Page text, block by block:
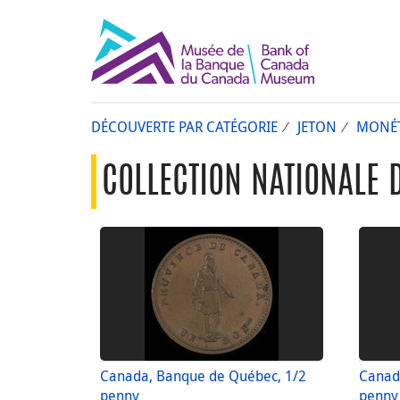
DÉCOUVERTE PAR CATÉGORIE JETON
COLLECTION NATIONALE
Canada, Banque de Québec, 1/2
penny
penny